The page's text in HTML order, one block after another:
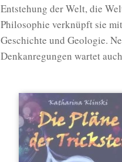
Entstehung der Welt, die
Philosophie verknüpft sie
Geschichte und Geologie.
Denkanregungen wartet